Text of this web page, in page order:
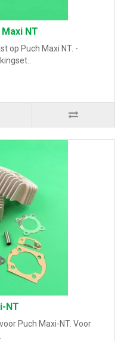
NT
op Puch Maxi NT. -
NT
Puch Maxi-NT. Voor